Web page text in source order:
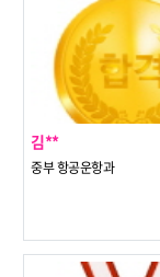
김**
중부 항공운항과